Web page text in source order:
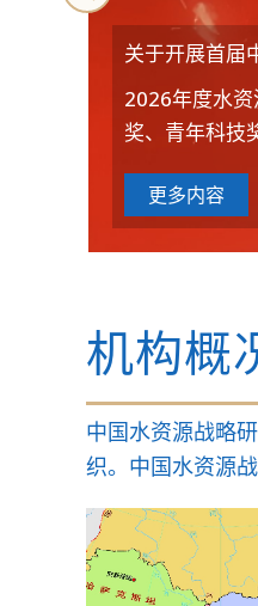
关于开展首届
2026年度水
奖、青年科技
更多内容
机构概
中国水资源战略
织。中国水资源